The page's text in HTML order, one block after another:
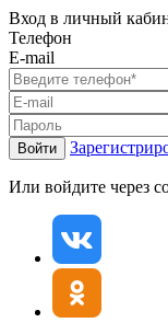
Вход в личный
Телефон
E-mail
Войти
Или войдите через